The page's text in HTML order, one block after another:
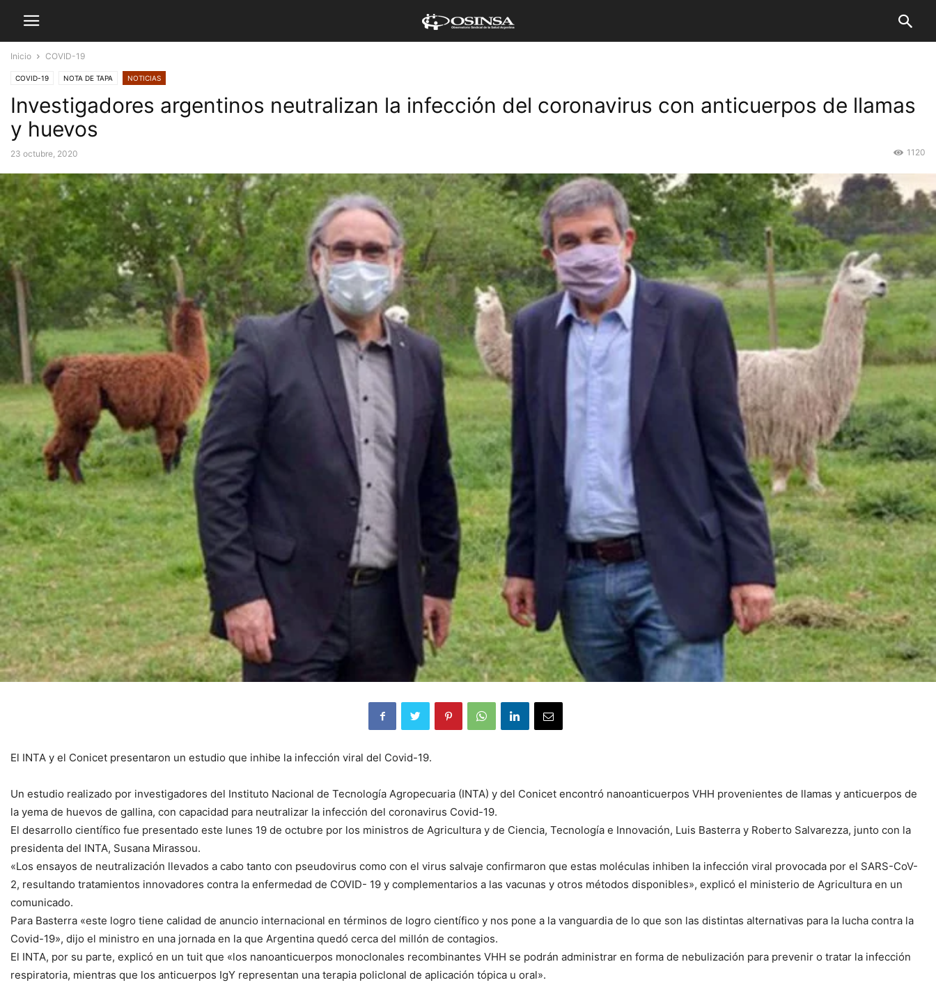
Inicio COVID-19
COVID-19 NOTA DE TAPA NOTICIAS
Investigadores argentinos neutralizan la infección del coronavirus con anticuerpos de llamas
y huevos
23 octubre, 2020 1120
El INTA y el Conicet presentaron un estudio que inhibe la infección viral del Covid-19.
Un estudio realizado por investigadores del Instituto Nacional de Tecnología Agropecuaria (INTA) y del Conicet encontró nanoanticuerpos VHH provenientes de llamas y anticuerpos de
la yema de huevos de gallina, con capacidad para neutralizar la infección del coronavirus Covid-19.
El desarrollo científico fue presentado este lunes 19 de octubre por los ministros de Agricultura y de Ciencia, Tecnología e Innovación, Luis Basterra y Roberto Salvarezza, junto con la
presidenta del INTA, Susana Mirassou.
«Los ensayos de neutralización llevados a cabo tanto con pseudovirus como con el virus salvaje confirmaron que estas moléculas inhiben la infección viral provocada por el SARS-CoV-
2, resultando tratamientos innovadores contra la enfermedad de COVID- 19 y complementarios a las vacunas y otros métodos disponibles», explicó el ministerio de Agricultura en un
comunicado.
Para Basterra «este logro tiene calidad de anuncio internacional en términos de logro científico y nos pone a la vanguardia de lo que son las distintas alternativas para la lucha contra la
Covid-19», dijo el ministro en una jornada en la que Argentina quedó cerca del millón de contagios.
El INTA, por su parte, explicó en un tuit que «los nanoanticuerpos monoclonales recombinantes VHH se podrán administrar en forma de nebulización para prevenir o tratar la infección
respiratoria, mientras que los anticuerpos IgY representan una terapia policlonal de aplicación tópica u oral».